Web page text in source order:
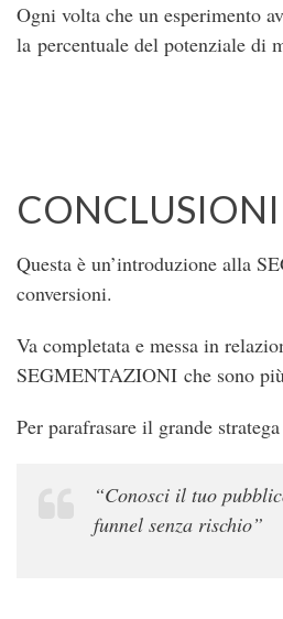
Ogni volta che un esperimento
la percentuale del potenziale di
CONCLUSIONI
Questa è un’introduzione alla
conversioni.
Va completata e messa in
SEGMENTAZIONI che sono
Per parafrasare il grande
“Conosci il tuo
funnel senza rischio”